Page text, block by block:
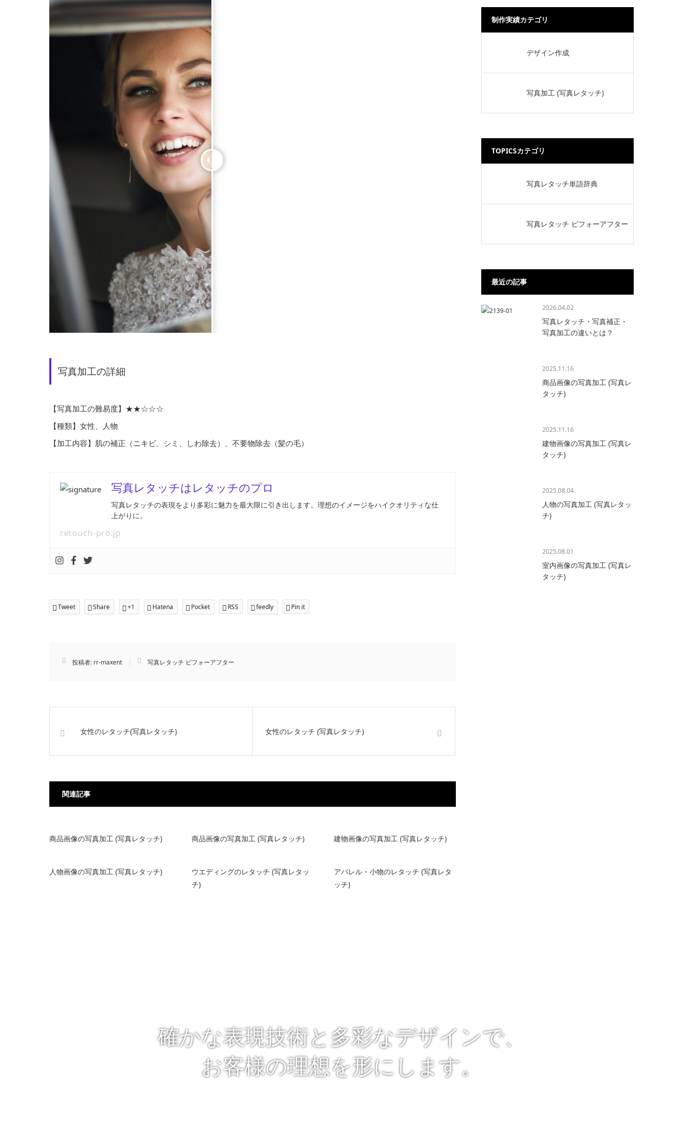
写真加工の詳細
【写真加工の難易度】★★☆☆☆
【種類】女性、人物
【加工内容】肌の補正（ニキビ、シミ、しわ除去）、不要物除去（髪の毛）
写真レタッチはレタッチのプロ
写真レタッチの表現をより多彩に魅力を最大限に引き出します。理想のイメージをハイクオリティな仕
上がりに。
retouch-pro.jp
Tweet Share +1 Hatena Pocket RSS feedly Pin it
投稿者: rr-maxent 写真レタッチ ビフォーアフター
女性のレタッチ(写真レタッチ) 女性のレタッチ (写真レタッチ)
関連記事
商品画像の写真加工 (写真レタッチ) 商品画像の写真加工 (写真レタッチ) 建物画像の写真加工 (写真レタッチ)
人物画像の写真加工 (写真レタッチ)
ウエディングのレタッチ (写真レタッ
チ)
アパレル・小物のレタッチ (写真レタ
ッチ)
制作実績カテゴリ
デザイン作成
写真加工 (写真レタッチ)
TOPICSカテゴリ
写真レタッチ単語辞典
写真レタッチ ビフォーアフター
最近の記事
2026.04.02
写真レタッチ・写真補正・
写真加工の違いとは？
2025.11.16
商品画像の写真加工 (写真レ
タッチ)
2025.11.16
建物画像の写真加工 (写真レ
タッチ)
2025.08.04
人物の写真加工 (写真レタッ
チ)
2025.08.01
室内画像の写真加工 (写真レ
タッチ)
確かな表現技術と多彩なデザインで、
お客様の理想を形にします。